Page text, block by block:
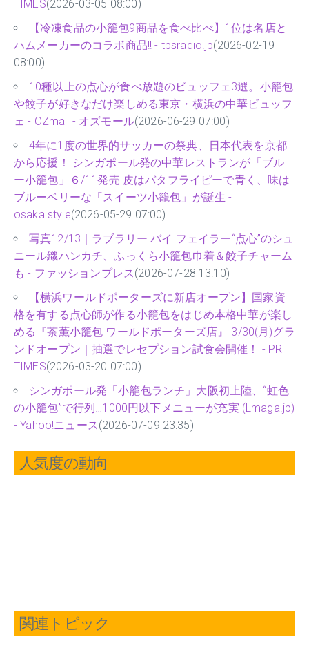
TIMES(2026-03-05 08:00)
【冷凍食品の小籠包9商品を食べ比べ】1位は名店と
ハムメーカーのコラボ商品!! - tbsradio.jp(2026-02-19
08:00)
10種以上の点心が食べ放題のビュッフェ3選。小籠包
や餃子が好きなだけ楽しめる東京・横浜の中華ビュッフ
ェ - OZmall - オズモール(2026-06-29 07:00)
4年に1度の世界的サッカーの祭典、日本代表を京都
から応援！ シンガポール発の中華レストランが「ブル
ー小籠包」６/11発売 皮はバタフライピーで青く、味は
ブルーベリーな「スイーツ小籠包」が誕生 -
osaka.style(2026-05-29 07:00)
写真12/13｜ラブラリー バイ フェイラー“点心”のシュ
ニール織ハンカチ、ふっくら小籠包巾着＆餃子チャーム
も - ファッションプレス(2026-07-28 13:10)
【横浜ワールドポーターズに新店オープン】国家資
格を有する点心師が作る小籠包をはじめ本格中華が楽し
める『茶薫小籠包 ワールドポーターズ店』 3/30(月)グラ
ンドオープン｜抽選でレセプション試食会開催！ - PR
TIMES(2026-03-20 07:00)
シンガポール発「小籠包ランチ」大阪初上陸、“虹色
の小籠包”で行列…1000円以下メニューが充実 (Lmaga.jp)
- Yahoo!ニュース(2026-07-09 23:35)
人気度の動向
関連トピック